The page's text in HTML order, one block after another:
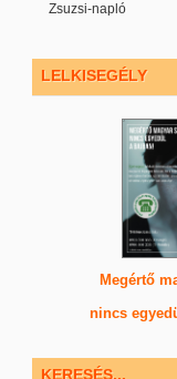
Zsuzsi-napló
LELKISEGÉLY
Megértő
nincs
KERESÉS...